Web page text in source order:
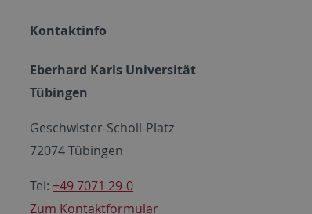
Kontaktinfo
Eberhard Karls Universität
Tübingen
Geschwister-Scholl-Platz
72074 Tübingen
Tel: +49 7071 29-0
Zum Kontaktformular